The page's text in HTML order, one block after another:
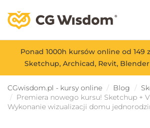
Ponad 1000h kursów online od 149
Sketchup, Archicad, Revit,
CGwisdom.pl - kursy online Blog
Premiera nowego kursu! Sketchup +
Wykonanie wizualizacji domu